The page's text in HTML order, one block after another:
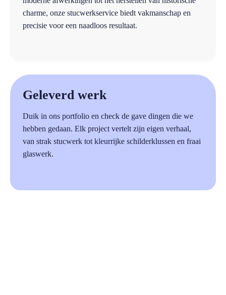
charme, onze stucwerkservice biedt vakmanschap en
precisie voor een naadloos resultaat.
Geleverd werk
Duik in ons portfolio en check de gave dingen die we
hebben gedaan. Elk project vertelt zijn eigen verhaal,
van strak stucwerk tot kleurrijke schilderklussen en fraai
glaswerk.